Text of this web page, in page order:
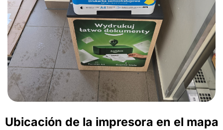
Ubicación de la impresora en el mapa